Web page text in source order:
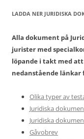
LADDA NER JURIDISKA
Alla dokument på
jurister med
löpande i takt med
nedanstående
Olika typer av
Juridiska
Juridiska
Gåvobrev